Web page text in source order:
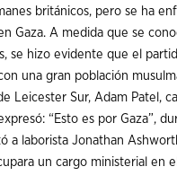
británicos, pero se ha
Gaza. A medida que se
se hizo evidente que el
una gran población
Leicester Sur, Adam Patel,
“Esto es por Gaza”,
a laborista Jonathan
un cargo ministerial en